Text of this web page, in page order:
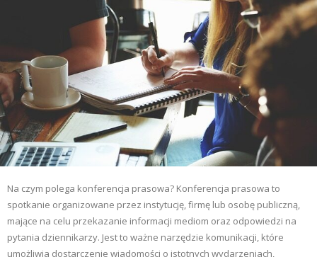
Na czym polega konferencja prasowa? Konferencja prasowa to
spotkanie organizowane przez instytucję, firmę lub osobę publiczną,
mające na celu przekazanie informacji mediom oraz odpowiedzi na
pytania dziennikarzy. Jest to ważne narzędzie komunikacji, które
umożliwia dostarczenie wiadomości o istotnych wydarzeniach,